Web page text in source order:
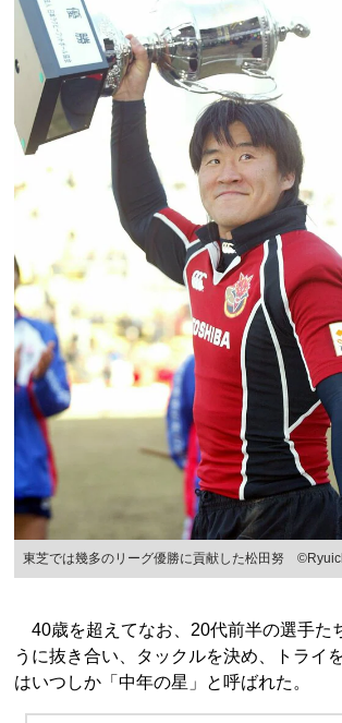
東芝では幾多のリーグ優勝に貢献した松田努
40歳を超えてなお、20代前半の選手た
うに抜き合い、タックルを決め、トライ
はいつしか「中年の星」と呼ばれた。